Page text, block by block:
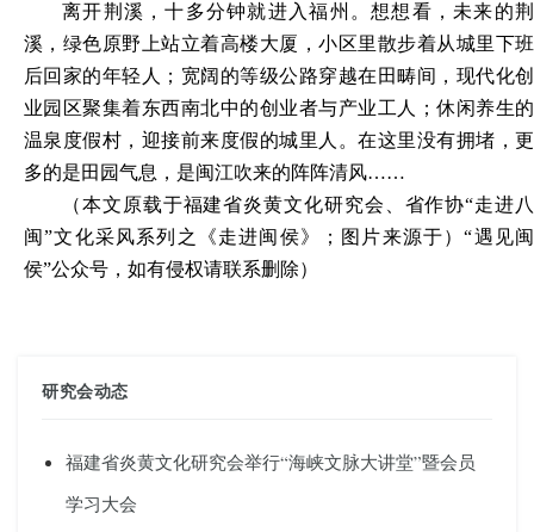
离开荆溪，十多分钟就进入福州。想想看，未来的荆
溪，绿色原野上站立着高楼大厦，小区里散步着从城里下班
后回家的年轻人；宽阔的等级公路穿越在田畴间，现代化创
业园区聚集着东西南北中的创业者与产业工人；休闲养生的
温泉度假村，迎接前来度假的城里人。在这里没有拥堵，更
多的是田园气息，是闽江吹来的阵阵清风……
（本文原载于福建省炎黄文化研究会、省作协“走进八
闽”文化采风系列之
《走进闽侯》；图片来源于）“遇见闽
侯”公众号，如有侵权请联系删除）
研究会动态
福建省炎黄文化研究会举行“海峡文脉大讲堂”暨会员
学习大会